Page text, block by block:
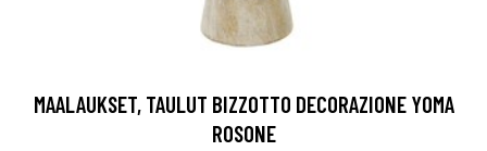
MAALAUKSET, TAULUT BIZZOTTO DECORAZIONE YOMA
ROSONE